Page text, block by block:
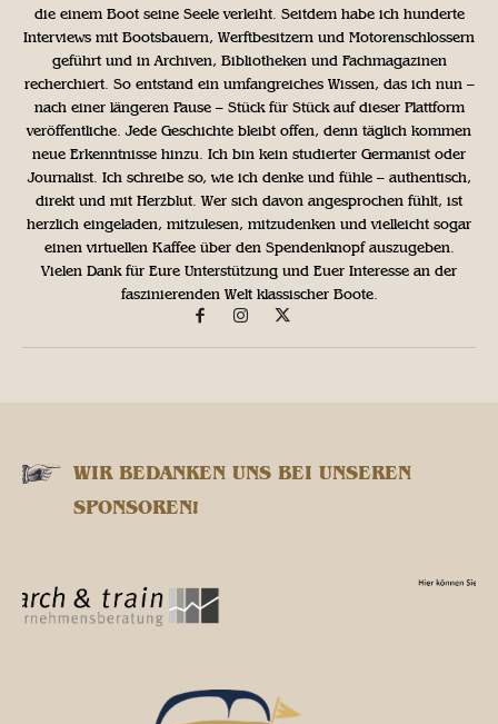
die einem Boot seine Seele verleiht. Seitdem habe ich hunderte
Interviews mit Bootsbauern, Werftbesitzern und Motorenschlossern
geführt und in Archiven, Bibliotheken und Fachmagazinen
recherchiert. So entstand ein umfangreiches Wissen, das ich nun –
nach einer längeren Pause – Stück für Stück auf dieser Plattform
veröffentliche. Jede Geschichte bleibt offen, denn täglich kommen
neue Erkenntnisse hinzu. Ich bin kein studierter Germanist oder
Journalist. Ich schreibe so, wie ich denke und fühle – authentisch,
direkt und mit Herzblut. Wer sich davon angesprochen fühlt, ist
herzlich eingeladen, mitzulesen, mitzudenken und vielleicht sogar
einen virtuellen Kaffee über den Spendenknopf auszugeben.
Vielen Dank für Eure Unterstützung und Euer Interesse an der
faszinierenden Welt klassischer Boote.
WIR BEDANKEN UNS BEI UNSEREN
SPONSOREN!